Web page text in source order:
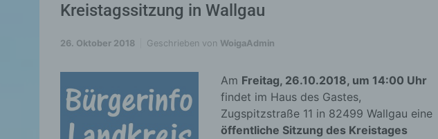
Kreistagssitzung in Wallgau
26. Oktober 2018 Geschrieben von WoigaAdmin
Am Freitag, 26.10.2018, um 14:00 Uhr
findet im Haus des Gastes,
Zugspitzstraße 11 in 82499 Wallgau eine
öffentliche Sitzung des Kreistages